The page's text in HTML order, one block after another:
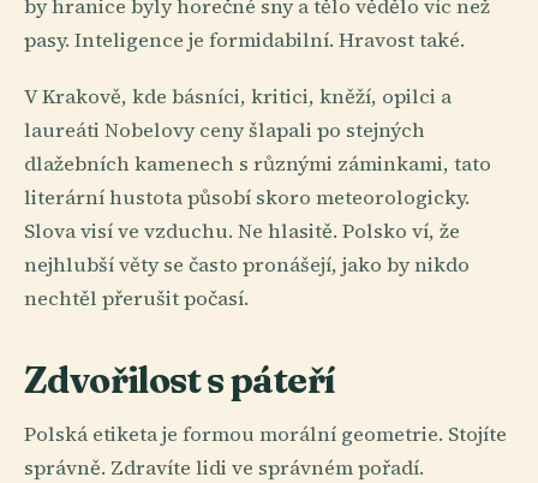
by hranice byly horečné sny a tělo vědělo víc než
pasy. Inteligence je formidabilní. Hravost také.
V Krakově, kde básníci, kritici, kněží, opilci a
laureáti Nobelovy ceny šlapali po stejných
dlažebních kamenech s různými záminkami, tato
literární hustota působí skoro meteorologicky.
Slova visí ve vzduchu. Ne hlasitě. Polsko ví, že
nejhlubší věty se často pronášejí, jako by nikdo
nechtěl přerušit počasí.
Zdvořilost s páteří
Polská etiketa je formou morální geometrie. Stojíte
správně. Zdravíte lidi ve správném pořadí.